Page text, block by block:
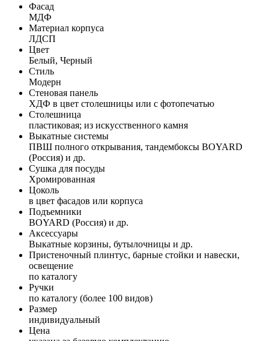
Фасад
МДФ
Материал корпуса
ЛДСП
Цвет
Белый, Черный
Стиль
Модерн
Стеновая панель
ХДФ в цвет столешницы или с фотопечатью
Столешница
пластиковая; из искусственного камня
Выкатные системы
ПВШ полного открывания, тандембоксы BOYARD
(Россия) и др.
Сушка для посуды
Хромированная
Цоколь
в цвет фасадов или корпуса
Подъемники
BOYARD (Россия) и др.
Аксессуары
Выкатные корзины, бутылочницы и др.
Пристеночный плинтус, барные стойки и навески,
освещение
по каталогу
Ручки
по каталогу (более 100 видов)
Размер
индивидуальный
Цена